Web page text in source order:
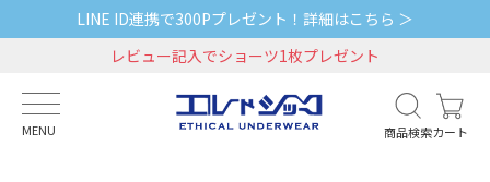
LINE ID連携で300Pプレゼント！詳細はこちら ＞
レビュー記入でショーツ1枚プレゼント
MENU 商品検索カート